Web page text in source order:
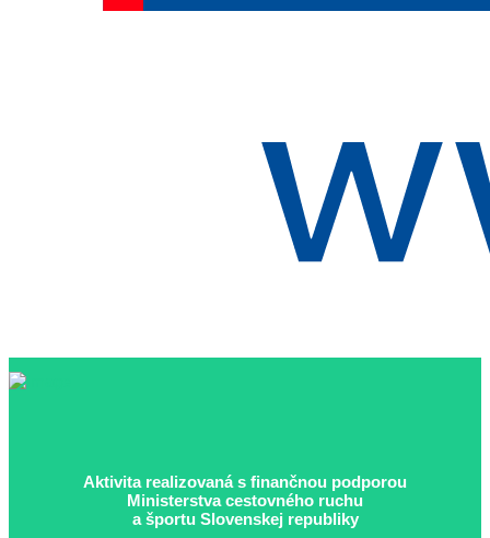
Aktivita realizovaná s finančnou podporou
Ministerstva cestovného ruchu
a športu Slovenskej republiky